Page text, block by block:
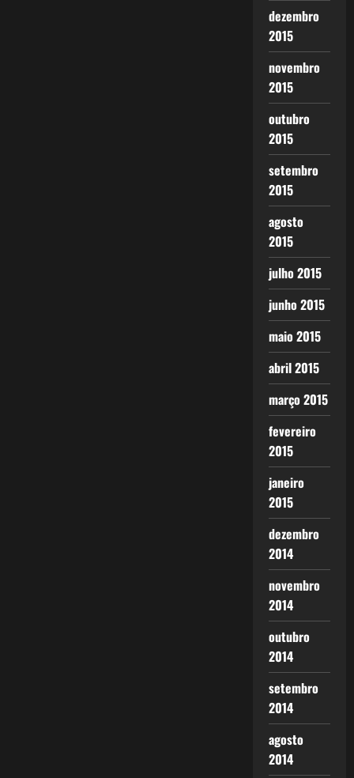
dezembro
2015
novembro
2015
outubro
2015
setembro
2015
agosto
2015
julho 2015
junho 2015
maio 2015
abril 2015
março 2015
fevereiro
2015
janeiro
2015
dezembro
2014
novembro
2014
outubro
2014
setembro
2014
agosto
2014